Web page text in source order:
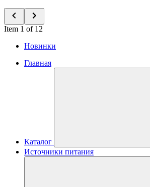
Item 1 of 12
Новинки
Главная
Каталог
Источники питания